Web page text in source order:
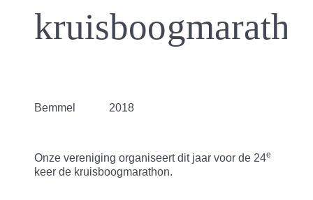
Bemmel 2018
Onze vereniging organiseert dit jaar voor de 24e
keer de kruisboogmarathon.